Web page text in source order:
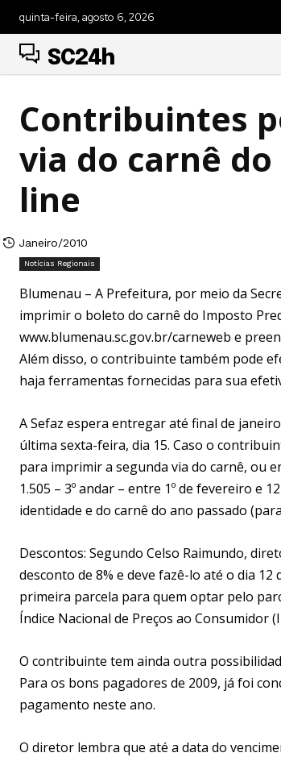
quinta-feira, agosto 6, 2026
SC24h
Contribuintes
via do carnê do
line
Janeiro/2010
Notícias Regionais
Blumenau – A Prefeitura, por meio da
imprimir o boleto do carnê do Imposto
www.blumenau.sc.gov.br/carneweb e
Além disso, o contribuinte também pode
haja ferramentas fornecidas para sua
A Sefaz espera entregar até final de
última sexta-feira, dia 15. Caso o
para imprimir a segunda via do carnê, ou
1.505 – 3º andar – entre 1º de fevereiro e
identidade e do carnê do ano passado
Descontos: Segundo Celso Raimundo,
desconto de 8% e deve fazê-lo até o dia
primeira parcela para quem optar pelo
Índice Nacional de Preços ao Consumidor
O contribuinte tem ainda outra
Para os bons pagadores de 2009, já foi
pagamento neste ano.
O diretor lembra que até a data do